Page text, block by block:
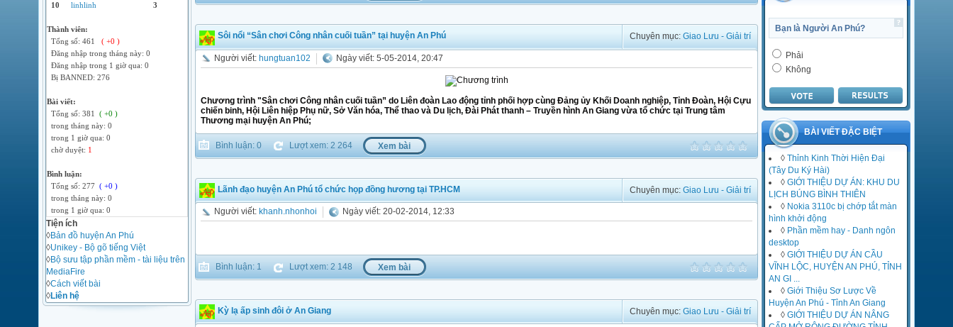
10
linhlinh 3
Thành viên:
Tổng số: 461 ( +0 )
Đăng nhập trong tháng này: 0
Đăng nhập trong 1 giờ qua: 0
Bị BANNED: 276
Bài viết:
Tổng số: 381 ( +0 )
trong tháng này: 0
trong 1 giờ qua: 0
chờ duyệt: 1
Bình luận:
Tổng số: 277 ( +0 )
trong tháng này: 0
trong 1 giờ qua: 0
Tiện ích
◊Bản đồ huyện An Phú
◊Unikey - Bộ gõ tiếng Việt
◊Bộ sưu tập phần mềm - tài liệu trên
MediaFire
◊Cách viết bài
◊Liên hệ
admin
1 Tháng mười hai 2014
http://www.mediafire.com/downl
/o2kiux9iqrbhmt2/giainen.zip
Trần Hương
30 Tháng mười một 2014
có b nào chỉ cho mình cách tải
phần mềm spss với
Bạn là Người An Phú?
Phải
Không
BÀI VIẾT ĐẶC BIỆT
◊ Thỉnh Kinh Thời Hiện Đại
(Tây Du Ký Hài)
◊ GIỚI THIỆU DỰ ÁN: KHU DU
LỊCH BÚNG BÌNH THIÊN
◊ Nokia 3110c bị chớp tắt màn
hình khởi động
◊ Phần mềm hay - Danh ngôn
desktop
◊ GIỚI THIỆU DỰ ÁN CẦU
VĨNH LỘC, HUYỆN AN PHÚ, TỈNH
AN GI ...
◊ Giới Thiệu Sơ Lược Về
Huyện An Phú - Tỉnh An Giang
◊ GIỚI THIỆU DỰ ÁN NÂNG
Chuyên mục:Giao Lưu - Giải trí
Sôi nổi “Sân chơi Công nhân cuối tuần” tại huyện An Phú
Người viết: hungtuan102 Ngày viết: 5-05-2014, 20:47
Chương trình "Sân chơi Công nhân cuối tuần” do Liên đoàn Lao động tỉnh phối hợp cùng Đảng ủy Khối Doanh nghiệp, Tỉnh Đoàn, Hội Cựu
chiến binh, Hội Liên hiệp Phụ nữ, Sở Văn hóa, Thể thao và Du lịch, Đài Phát thanh – Truyền hình An Giang vừa tổ chức tại Trung tâm
Thương mại huyện An Phú;
Bình luận: 0 Lượt xem: 2 264 Xem bài
Chuyên mục:Giao Lưu - Giải trí
Lãnh đạo huyện An Phú tổ chức họp đồng hương tại TP.HCM
Người viết: khanh.nhonhoi Ngày viết: 20-02-2014, 12:33
Bình luận: 1 Lượt xem: 2 148 Xem bài
Chuyên mục:Giao Lưu - Giải trí
Kỳ lạ ấp sinh đôi ở An Giang